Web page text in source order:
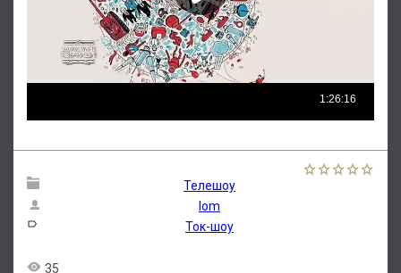
Телешоу
lom
Ток-шоу
35